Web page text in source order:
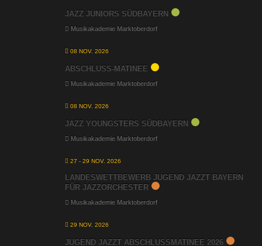
JAZZ JUNIORS SÜDBAYERN
Musikakademie Marktoberdorf
08 NOV. 2026
ABSCHLUSS-MATINEE
Musikakademie Marktoberdorf
08 NOV. 2026
JAZZ YOUNGSTERS SÜDBAYERN
Musikakademie Marktoberdorf
27 - 29 NOV. 2026
LANDESWETTBEWERB JUGEND JAZZT BAYERN
FÜR JAZZORCHESTER
Musikakademie Marktoberdorf
29 NOV. 2026
JUGEND JAZZT ABSCHLUSSMATINEE 2026